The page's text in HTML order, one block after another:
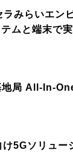
ラみらいエン
ムと端末で
地局 All-In-
け5Gソリュー